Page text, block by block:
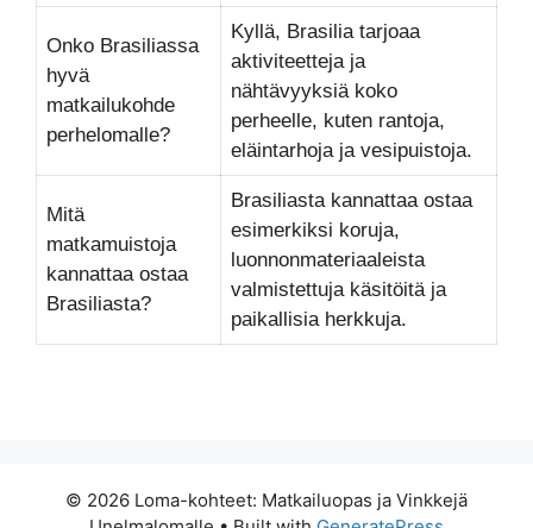
Onko Brasiliassa
hyvä
matkailukohde
perhelomalle?
Kyllä, Brasilia tarjoaa
aktiviteetteja ja
nähtävyyksiä koko
perheelle, kuten rantoja,
eläintarhoja ja vesipuistoja.
Mitä
matkamuistoja
kannattaa ostaa
Brasiliasta?
Brasiliasta kannattaa ostaa
esimerkiksi koruja,
luonnonmateriaaleista
valmistettuja käsitöitä ja
paikallisia herkkuja.
© 2026 Loma-kohteet: Matkailuopas ja Vinkkejä